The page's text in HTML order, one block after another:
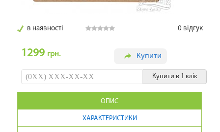
в наявності 0 відгук
1299 грн. Купити
Купити в 1 клік
ОПИС
ХАРАКТЕРИСТИКИ